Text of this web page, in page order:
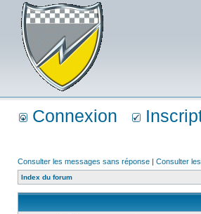
Connexion
Consulter les messages sans réponse | Consulter
Index du forum